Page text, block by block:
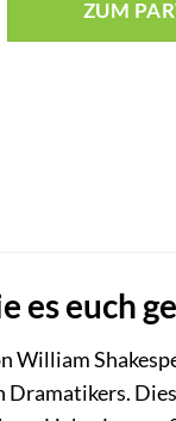
ZUM
es euch
William